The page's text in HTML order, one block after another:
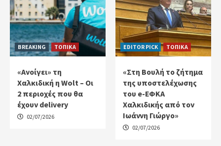
BREAKING ΤΟΠΙΚΑ
«Ανοίγει» τη
Χαλκιδική η Wolt – Οι
2 περιοχές που θα
έχουν delivery
02/07/2026
EDITOR PICK ΤΟΠΙΚΑ
«Στη Βουλή το ζήτημα
της υποστελέχωσης
του e-ΕΦΚΑ
Χαλκιδικής από τον
Ιωάννη Γιώργο»
02/07/2026